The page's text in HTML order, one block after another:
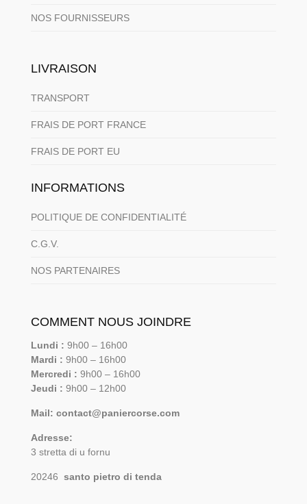
NOS FOURNISSEURS
LIVRAISON
TRANSPORT
FRAIS DE PORT FRANCE
FRAIS DE PORT EU
INFORMATIONS
POLITIQUE DE CONFIDENTIALITÉ
C.G.V.
NOS PARTENAIRES
COMMENT NOUS JOINDRE
Lundi : 9h00 – 16h00
Mardi : 9h00 – 16h00
Mercredi : 9h00 – 16h00
Jeudi : 9h00 – 12h00
Mail: contact@paniercorse.com
Adresse:
3 stretta di u fornu
20246 santo pietro di tenda